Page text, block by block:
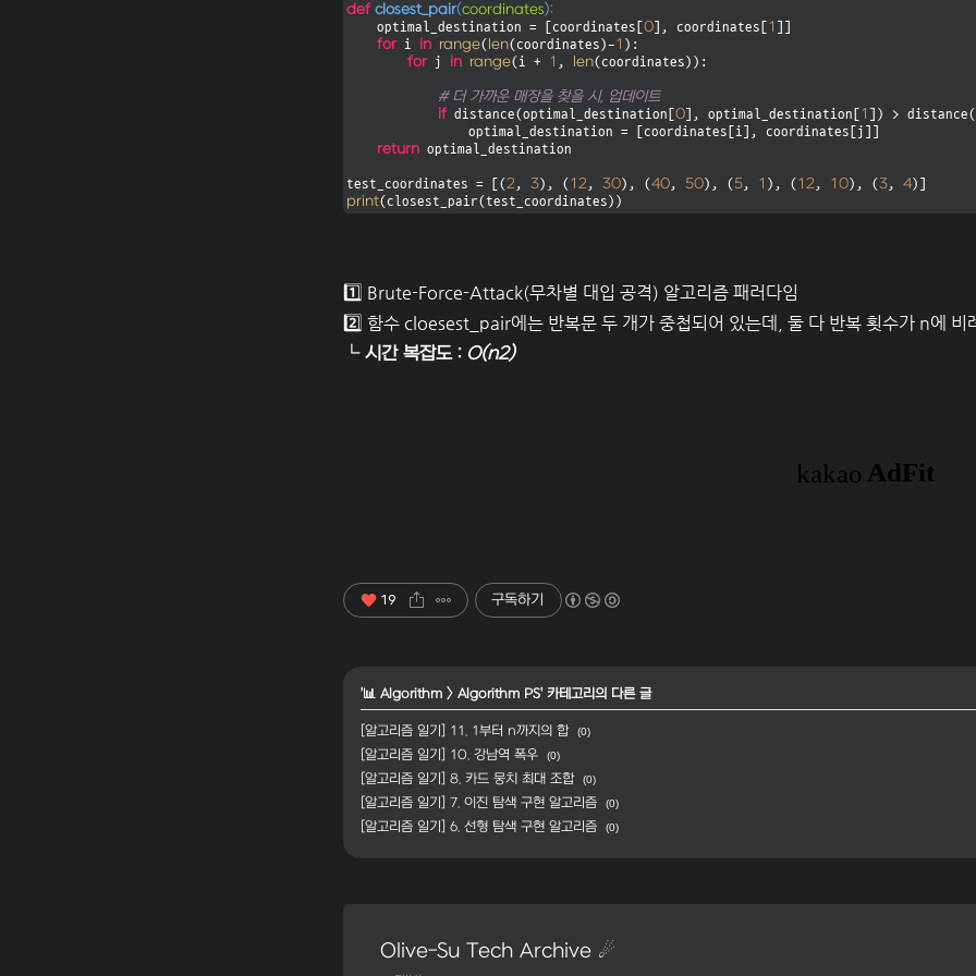
def closest_pair(coordinates):
    optimal_destination = [coordinates[
0], coordinates[1 ]]
for i in range(len(coordinates)-1 ):
for j in range(i + 1 , len(coordinates)):
# 더 가까운 매장을 찾을 시, 업데이트
if distance(optimal_destination[0], optimal_destination[1 ]) >
return optimal_destination
test_coordinates = [(2 , 3), (12 , 30), (40, 50), (5, 1 ), (12 , 10), (3, 4
print(closest_pair(test_coordinates))
1️⃣ Brute-Force-Attack(무차별 대입 공격) 알고리즘 패러다임
2️⃣ 함수 cloesest_pair에는 반복문 두 개가 중첩되어 있는데, 둘 다 반복 횟수가 n에 비
└ 시간 복잡도 : O(n2)
19 구독하기
'📊 Algorithm> Algorithm PS' 카테고리의 다른 글
[알고리즘 일기] 11. 1부터 n까지의 합 (0)
[알고리즘 일기] 10. 강남역 폭우
(0)
[알고리즘 일기] 8. 카드 뭉치 최대 조합
(0)
[알고리즘 일기] 7. 이진 탐색 구현 알고리즘
(0)
[알고리즘 일기] 6. 선형 탐색 구현 알고리즘
(0)
Olive-Su Tech Archive ☄︎